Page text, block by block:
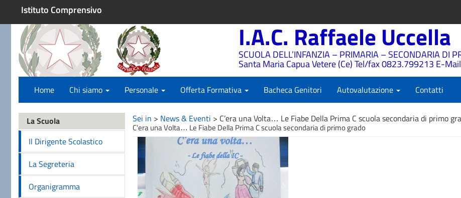
Istituto Comprensivo
I.A.C. Raffaele Uccella
SCUOLA DELL’INFANZIA – PRIMARIA – SECONDARIA
Santa Maria Capua Vetere (Ce) Tel/fax 0823.799213 E-
Home Chi siamo Personale Offerta Formativa Bacheca Genitori Autovalutazione Contatti
La Scuola
Il Dirigente Scolastico
La Segreteria
Organigramma
Sei in > News & Eventi > C’era una Volta… Le Fiabe Della Prima C scuola secondaria di primo
C’era una Volta… Le Fiabe Della Prima C scuola secondaria di primo grado